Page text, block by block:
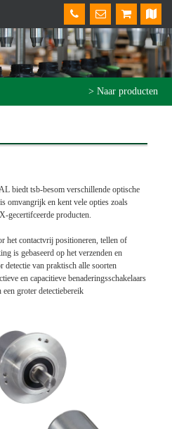
> Naar producten
biedt tsb-besom verschillende optische
omvangrijk en kent vele opties zoals
gecertifceerde producten.
het contactvrij positioneren, tellen of
is gebaseerd op het verzenden en
detectie van praktisch alle soorten
en capacitieve benaderingsschakelaars
groter detectiebereik